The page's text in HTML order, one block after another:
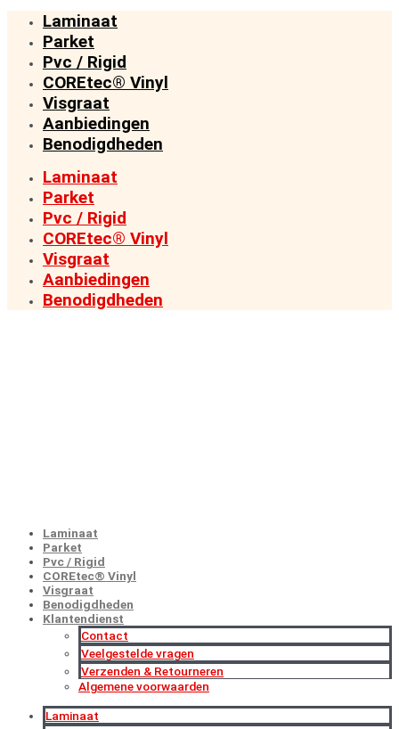
Laminaat
Parket
Pvc / Rigid
COREtec® Vinyl
Visgraat
Aanbiedingen
Benodigdheden
Laminaat
Parket
Pvc / Rigid
COREtec® Vinyl
Visgraat
Aanbiedingen
Benodigdheden
Laminaat
Parket
Pvc / Rigid
COREtec® Vinyl
Visgraat
Benodigdheden
Klantendienst
Contact
Veelgestelde vragen
Verzenden & Retourneren
Algemene voorwaarden
Laminaat